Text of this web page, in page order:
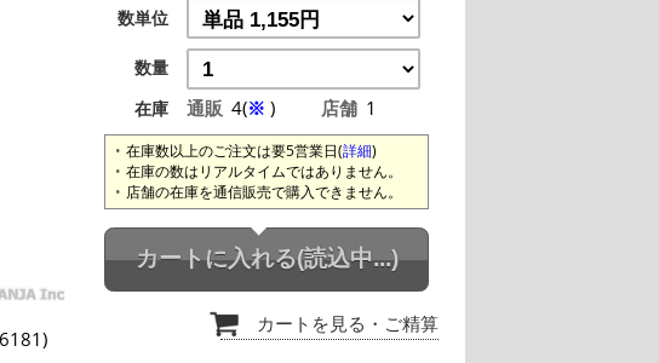
数単位
数量
在庫
通販 4(※ ) 店舗 1
在庫数以上のご注文は要5営業日(詳細)
在庫の数はリアルタイムではありません。
店舗の在庫を通信販売で購入できません。
カートに入れる(読込中...)
カートを見る ・ご精算